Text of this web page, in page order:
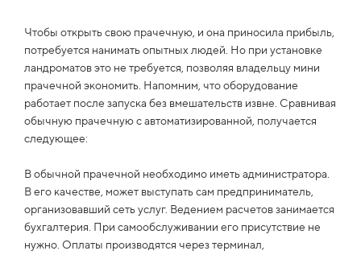
Чтобы открыть свою прачечную, и она приносила прибыль,
потребуется нанимать опытных людей. Но при установке
ландроматов это не требуется, позволяя владельцу мини
прачечной экономить. Напомним, что оборудование
работает после запуска без вмешательств извне. Сравнивая
обычную прачечную с автоматизированной, получается
следующее:
В обычной прачечной необходимо иметь администратора.
В его качестве, может выступать сам предприниматель,
организовавший сеть услуг. Ведением расчетов занимается
бухгалтерия. При самообслуживании его присутствие не
нужно. Оплаты производятся через терминал,